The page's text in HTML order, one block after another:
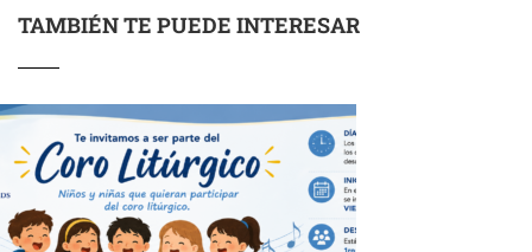
TAMBIÉN TE PUEDE INTERESAR